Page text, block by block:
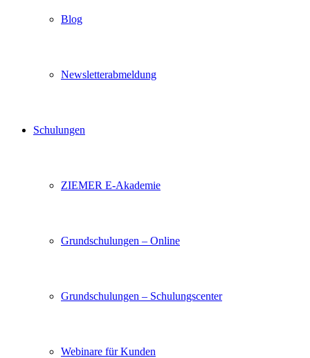
Blog
Newsletterabmeldung
Schulungen
ZIEMER E-Akademie
Grundschulungen – Online
Grundschulungen – Schulungscenter
Webinare für Kunden